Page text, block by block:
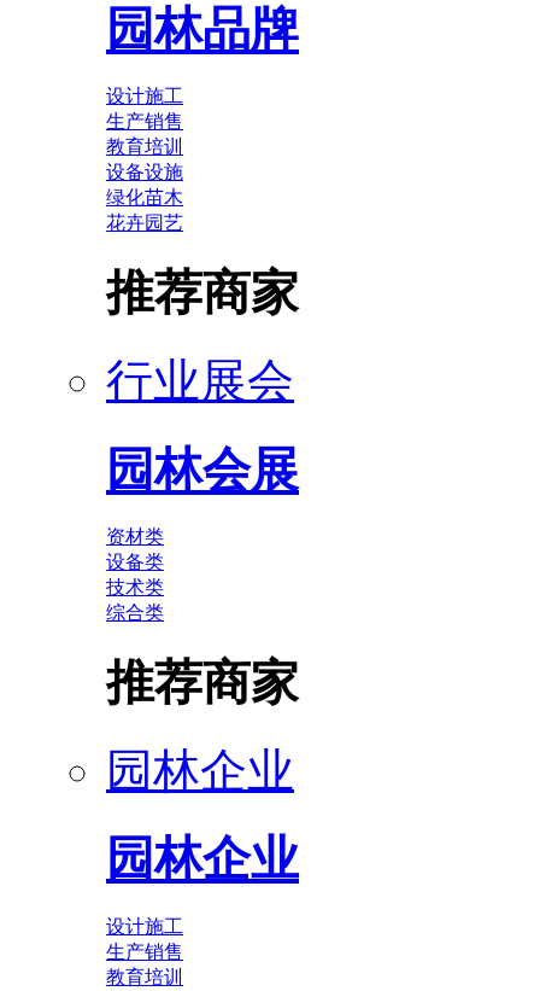
园林品牌
设计施工
生产销售
教育培训
设备设施
绿化苗木
花卉园艺
推荐商家
行业展会
园林会展
资材类
设备类
技术类
综合类
推荐商家
园林企业
园林企业
设计施工
生产销售
教育培训